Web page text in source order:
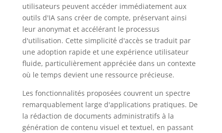
utilisateurs peuvent accéder immédiatement aux
outils d'IA sans créer de compte, préservant ainsi
leur anonymat et accélérant le processus
d'utilisation. Cette simplicité d'accès se traduit par
une adoption rapide et une expérience utilisateur
fluide, particulièrement appréciée dans un contexte
où le temps devient une ressource précieuse.
Les fonctionnalités proposées couvrent un spectre
remarquablement large d'applications pratiques. De
la rédaction de documents administratifs à la
génération de contenu visuel et textuel, en passant